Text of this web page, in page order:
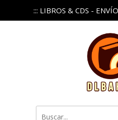
::: LIBROS & CDS -